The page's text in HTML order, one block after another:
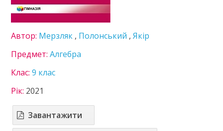
Іспанська мова
Історія України
Математика
Мови нац. меншин
Німецька мова
Підприємництво
Технології
Українська література
Автор: Мерзляк , Полонський ,Якір
Предмет:Алгебра
Клас:9 клас
Рік: 2021
Завантажити